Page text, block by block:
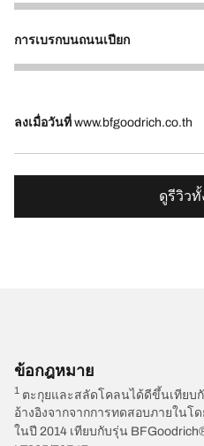
5
การเบรกบนถนนเปียก
5
ลงเมื่อวันที่ www.bfgoodrich.co.th
ดูรีวิว
ข้อกฎหมาย
1 ตะกุยและสลัดโคลนได้ดีขึ้นเทียบ
อ้างอิงจากจากการทดสอบภายในโ
ในปี 2014 เทียบกับรุ่น